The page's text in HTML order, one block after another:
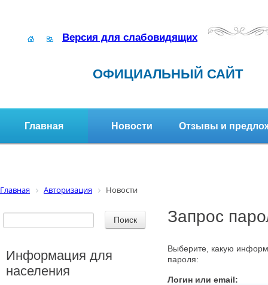
Версия для слабовидящих
ОФИЦИАЛЬНЫЙ САЙТ
Главная Новости Отзывы и
Главная Авторизация Новости
Запрос
Выберите, какую
пароля:
Логин или email:
Информация для
населения